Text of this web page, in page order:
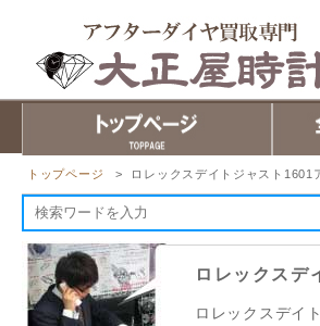
トップページ > ロレックスデイトジャスト1601
ロレックスデ
ロレックスデイ